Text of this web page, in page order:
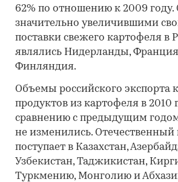
62% по отношению к 2009 году.
значительно увеличившими
поставки свежего картофеля в
являлись Нидерланды,
Финляндия.
Объемы российского экспорта
продуктов из картофеля в 2010
сравнению с предыдущим
не изменились. Отечественный
поступает в Казахстан,
Узбекистан, Таджикистан,
Туркмению, Монголию и